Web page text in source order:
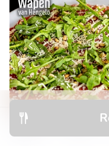
3-gangen